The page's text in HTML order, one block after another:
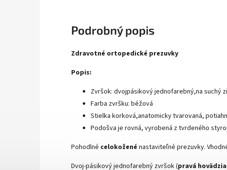
Podrobný popis
Zdravotné ortopedické prezuvky
Popis:
Zvršok: dvojpásikový jednofarebný,na suchý
Farba zvršku: béžová
Stielka korková,anatomicky tvarovaná,
Podošva je rovná, vyrobená z tvrdeného
Pohodlné celokožené nastaviteľné prezuvky.
Dvoj-pásikový jednofarebný zvršok (pravá